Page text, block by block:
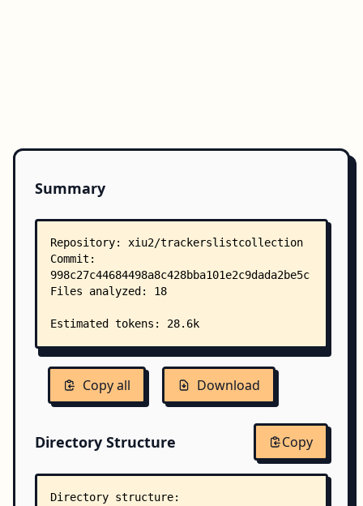
Summary
Copy all Download
Directory Structure Copy
Directory structure: